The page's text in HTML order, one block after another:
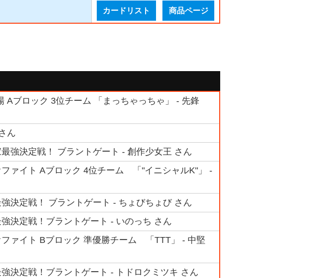
カードリスト 商品ページ
Aブロック 3位チーム 「まっちゃっちゃ」 - 先鋒
ん
強決定戦！ ブラントゲート - 創作少女王 さん
ァイト Aブロック 4位チーム 「"イニシャルK"」 -
決定戦！ ブラントゲート - ちょびちょび さん
決定戦！ブラントゲート - いのっち さん
ファイト Bブロック 準優勝チーム 「TTT」 - 中堅
決定戦！ブラントゲート - トドロクミツキ さん